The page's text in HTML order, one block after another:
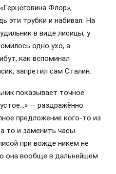
Флор»,
эти трубки и набивал. На
в виде лисицы, у
одно ухо, а
как вспоминал
запретил сам Сталин.
показывает точное
— раздражённо
предложение кого-то из
то и заменить часы.
при вожде никем не
она вообще в дальнейшем